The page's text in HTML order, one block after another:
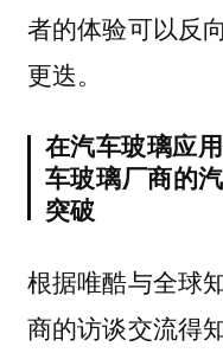
者的体验可以反
更迭。
在汽车玻璃应
车玻璃厂商的
突破
根据唯酷与全球
商的访谈交流得